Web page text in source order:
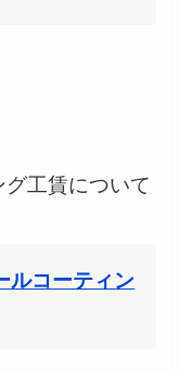
工賃について
ルコーティン